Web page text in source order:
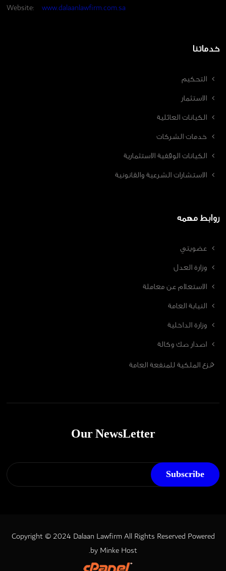
Website:
www.dalaanlawfirm.com.sa
خدماتنا
التحكيم
الاستثمار
الكيانات العائلية
خدمات الشركات
الكيانات الوقفية الاستثمارية
الاستشارات الشرعية والقانونية
روابط مهمه
عضويتي
وزارة العدل
الاستعلام عن معاملة
النيابة العامة
وزارة الداخلية
اصدار صك وكالة
نزع الملكية للمنفعة العامة
Our NewsLetter
Copyright © 2024 Dalaan Lawfirm All Rights Reserved Powered
byMinke Host
.